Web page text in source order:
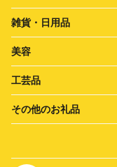
雑貨・日用品
美容
工芸品
その他のお礼品